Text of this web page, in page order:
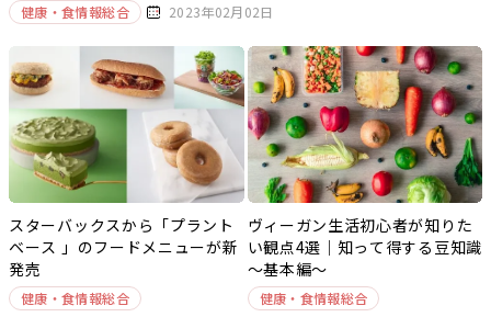
健康・食情報総合 2023年02月02日
スターバックスから「プラント
ベース 」のフードメニューが新
発売
健康・食情報総合
ヴィーガン生活初心者が知りた
い観点4選｜知って得する豆知識
～基本編～
健康・食情報総合